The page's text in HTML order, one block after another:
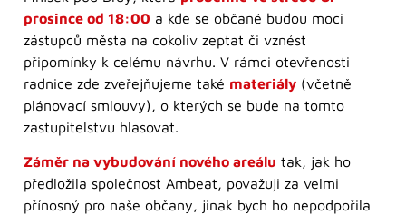
prosince od 18:00 a kde se občané budou moci
zástupců města na cokoliv zeptat či vznést
připomínky k celému návrhu. V rámci otevřenosti
radnice zde zveřejňujeme také materiály (včetně
plánovací smlouvy), o kterých se bude na tomto
zastupitelstvu hlasovat.
Záměr na vybudování nového areálu tak, jak ho
předložila společnost Ambeat, považuji za velmi
přínosný pro naše občany, jinak bych ho nepodpořila